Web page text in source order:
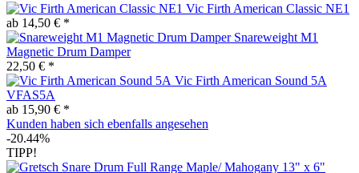
Vic Firth American Classic NE1
ab 14,50 € *
Snareweight M1
Magnetic Drum Damper
22,50 € *
Vic Firth American Sound 5A
VFAS5A
ab 15,90 € *
Kunden haben sich ebenfalls angesehen
-20.44%
TIPP!